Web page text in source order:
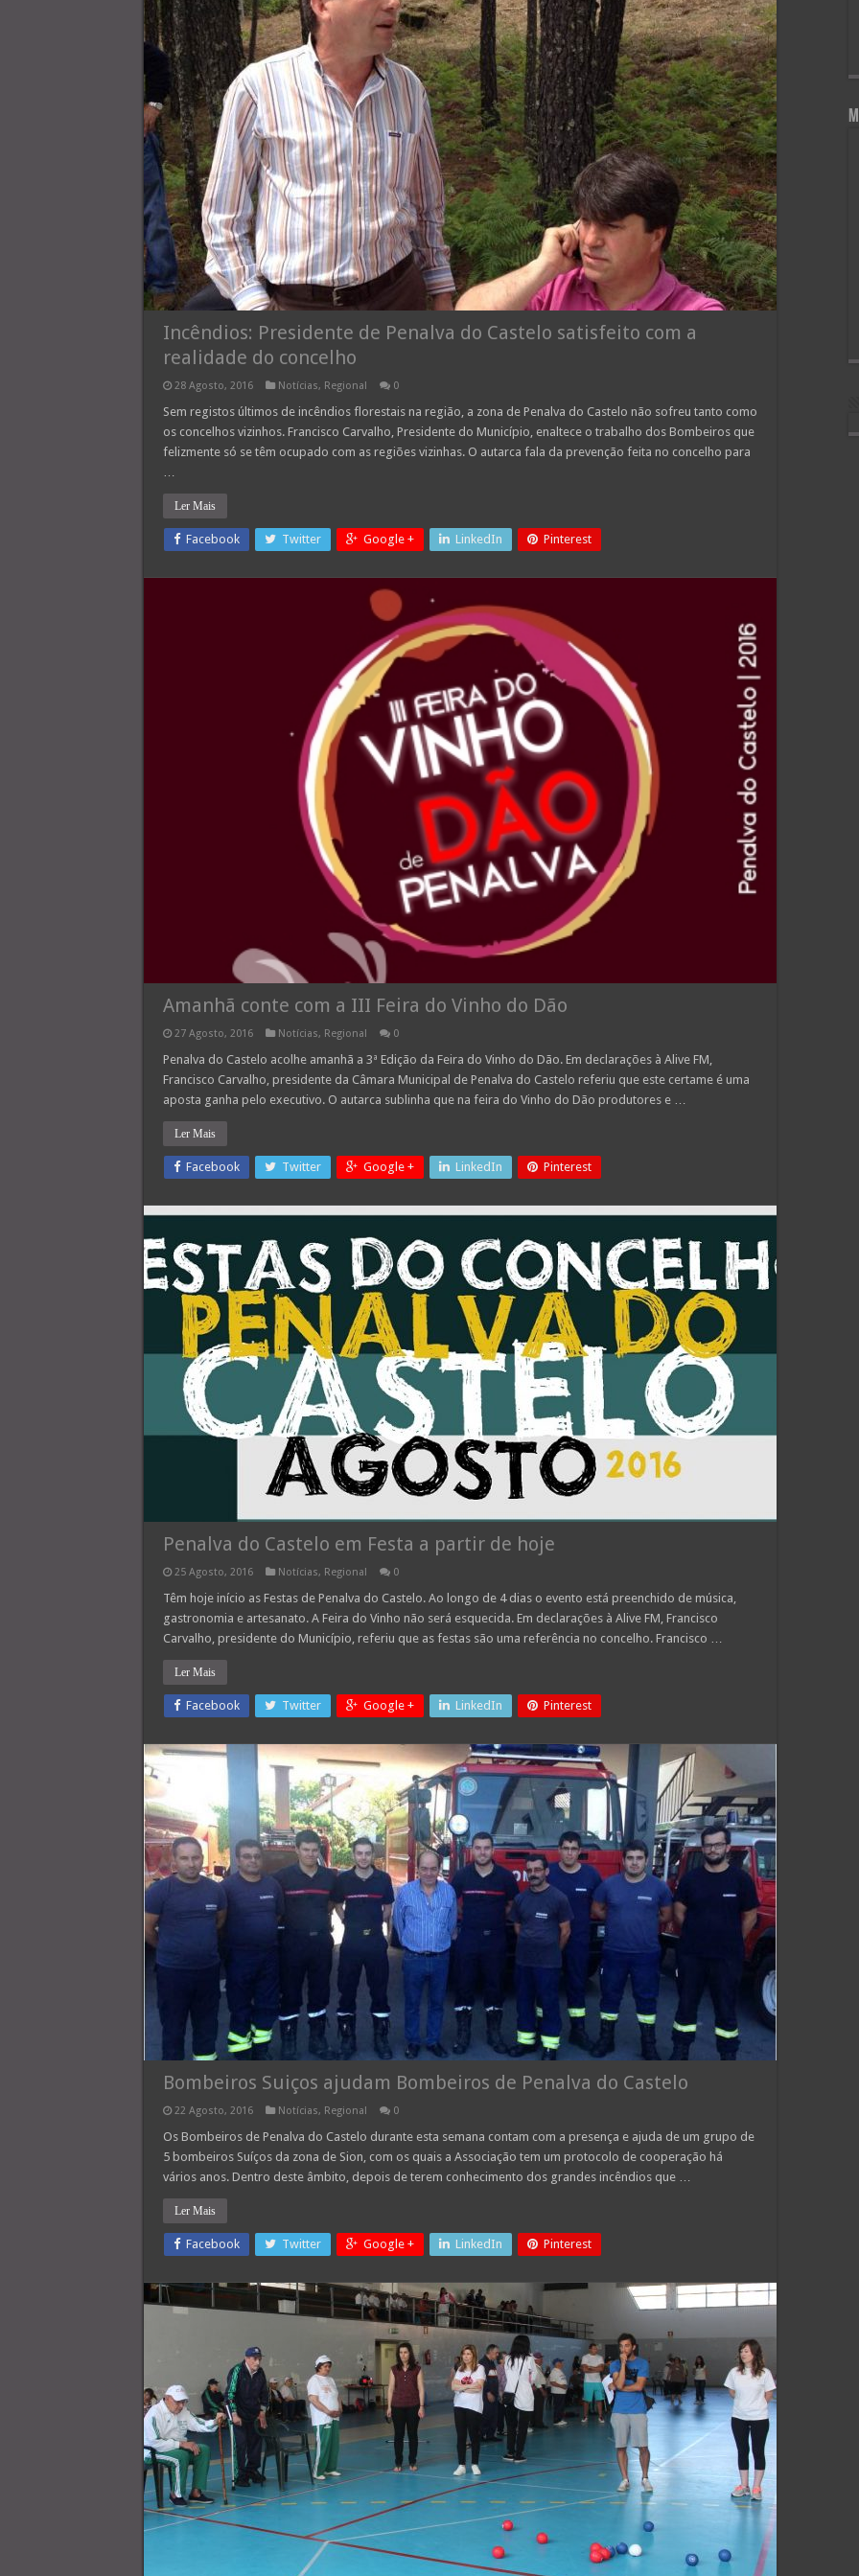
Incêndios: Presidente de Penalva do Castelo satisfeito com a
realidade do concelho
28 Agosto, 2016 Notícias, Regional 0
Sem registos últimos de incêndios florestais na região, a zona de Penalva do Castelo não sofreu tanto como
os concelhos vizinhos. Francisco Carvalho, Presidente do Município, enaltece o trabalho dos Bombeiros que
felizmente só se têm ocupado com as regiões vizinhas. O autarca fala da prevenção feita no concelho para
…
Ler Mais
Facebook Twitter Google + LinkedIn Pinterest
Amanhã conte com a III Feira do Vinho do Dão
27 Agosto, 2016 Notícias, Regional 0
Penalva do Castelo acolhe amanhã a 3ª Edição da Feira do Vinho do Dão. Em declarações à Alive FM,
Francisco Carvalho, presidente da Câmara Municipal de Penalva do Castelo referiu que este certame é uma
aposta ganha pelo executivo. O autarca sublinha que na feira do Vinho do Dão produtores e …
Ler Mais
Facebook Twitter Google + LinkedIn Pinterest
Penalva do Castelo em Festa a partir de hoje
25 Agosto, 2016 Notícias, Regional 0
Têm hoje início as Festas de Penalva do Castelo. Ao longo de 4 dias o evento está preenchido de música,
gastronomia e artesanato. A Feira do Vinho não será esquecida. Em declarações à Alive FM, Francisco
Carvalho, presidente do Município, referiu que as festas são uma referência no concelho. Francisco …
Ler Mais
Facebook Twitter Google + LinkedIn Pinterest
Bombeiros Suiços ajudam Bombeiros de Penalva do Castelo
22 Agosto, 2016 Notícias, Regional 0
Os Bombeiros de Penalva do Castelo durante esta semana contam com a presença e ajuda de um grupo de
5 bombeiros Suíços da zona de Sion, com os quais a Associação tem um protocolo de cooperação há
vários anos. Dentro deste âmbito, depois de terem conhecimento dos grandes incêndios que …
Ler Mais
Facebook Twitter Google + LinkedIn Pinterest